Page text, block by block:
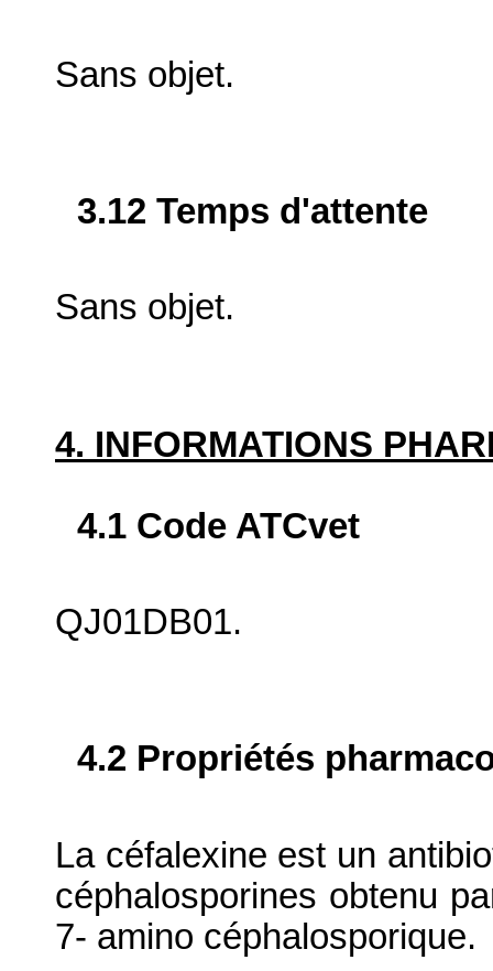
Sans objet.
3.12 Temps d'attente
Sans objet.
4. INFORMATIONS
4.1 Code ATCvet
QJ01DB01.
4.2 Propriétés
La céfalexine est un
céphalosporines obtenu
7- amino céphalosporique.